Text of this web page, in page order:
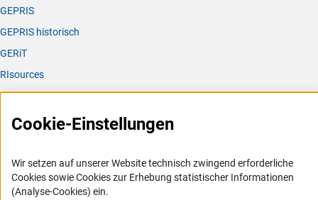
GEPRIS
GEPRIS historisch
GERiT
RIsources
Service
Presse
Karriere
Logo und Corporate Design
Cookie-Einstellungen
Wir setzen auf unserer Website technisch zwingend erforderliche
Cookies sowie Cookies zur Erhebung statistischer Informationen
(Analyse-Cookies) ein.